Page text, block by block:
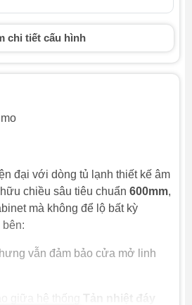
chi tiết cấu hình
đại với dòng tủ lạnh thiết kế âm
chiều sâu tiêu chuẩn 600mm,
mà không để lộ bất kỳ
vẫn đảm bảo cửa mở linh
giữa hệ thống
Tản nhiệt đáy